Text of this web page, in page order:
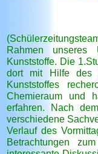
Rahmen unseres
Kunststoffe. Die
dort mit Hilfe des
Kunststoffes
Chemieraum und
erfahren. Nach
verschiedene
Verlauf des
Betrachtungen